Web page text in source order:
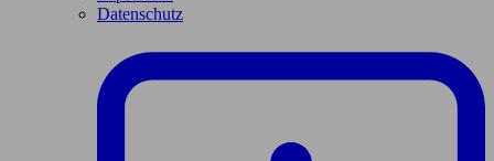
Datenschutz